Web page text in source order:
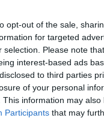
opt-out of the sale,
for targeted
selection. Please note
interest-based ads
to third parties
of your personal
This information may
Participants that may